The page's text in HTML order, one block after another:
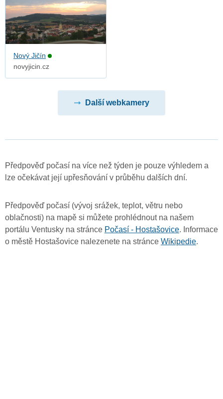
Nový Jičín
novyjicin.cz
Další webkamery
Předpověď počasí na více než týden je pouze výhledem a
lze očekávat její upřesňování v průběhu dalších dní.
Předpověď počasí (vývoj srážek, teplot, větru nebo
oblačnosti) na mapě si můžete prohlédnout na našem
portálu Ventusky na stránce Počasí - Hostašovice. Informace
o městě Hostašovice nalezenete na stránce Wikipedie.